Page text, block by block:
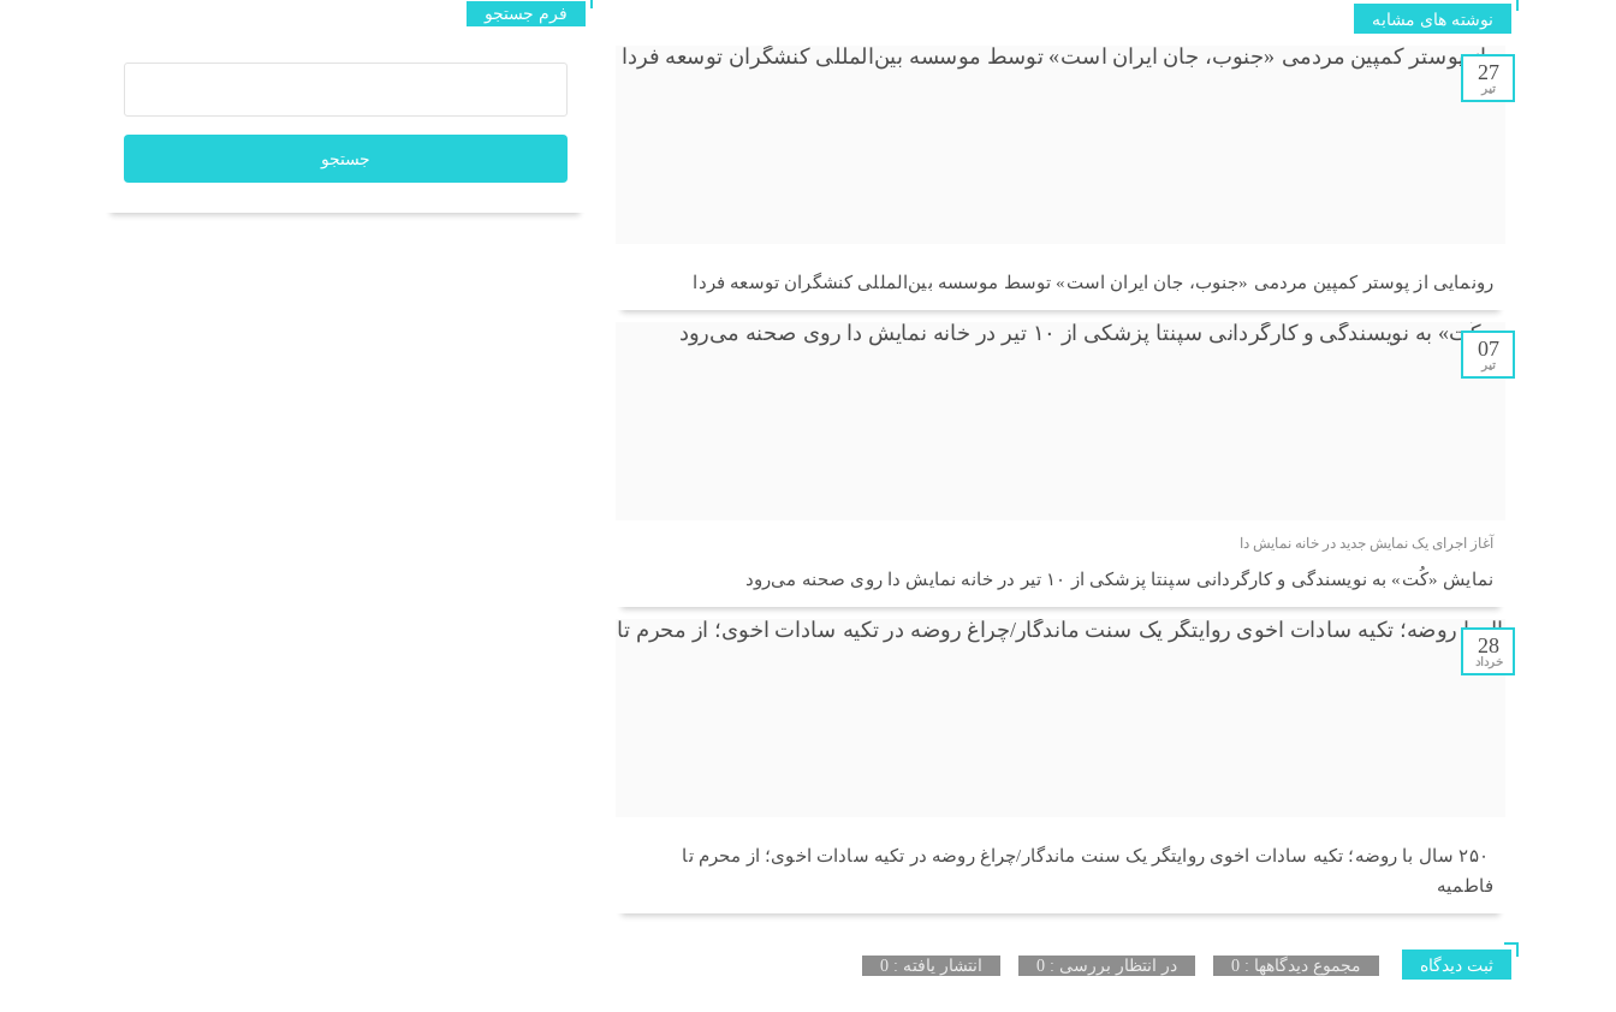
نوشته های مشابه
27
تیر
رونمایی از پوستر کمپین مردمی «جنوب، جان ایران است» توسط موسسه بین‌المللی کنشگران توسعه فردا
07
تیر
آغاز اجرای یک نمایش جدید در خانه نمایش دا
نمایش «کُت» به نویسندگی و کارگردانی سپنتا پزشکی از ۱۰ تیر در خانه نمایش دا روی صحنه می‌رود
28
خرداد
۲۵۰ سال با روضه؛ تکیه سادات اخوی روایتگر یک سنت ماندگار/چراغ روضه در تکیه سادات اخوی؛ از محرم تا
فاطمیه
ثبت دیدگاه مجموع دیدگاهها : 0 در انتظار بررسی : 0 انتشار یافته : 0
فرم جستجو